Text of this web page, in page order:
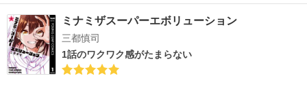
ミナミザスーパーエボリューション
三都慎司
1話のワクワク感がたまらない